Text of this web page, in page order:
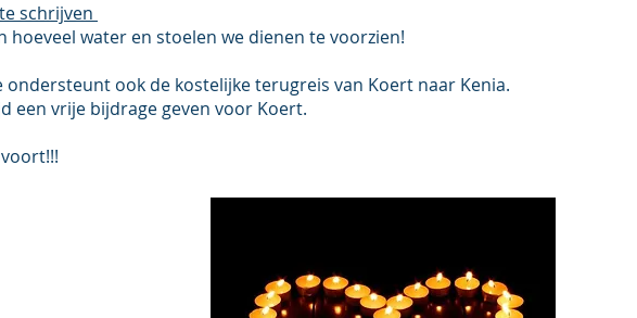
schrijven
hoeveel water en stoelen we dienen te voorzien!
ondersteunt ook de kostelijke terugreis van Koert naar Kenia.
een vrije bijdrage geven voor Koert.